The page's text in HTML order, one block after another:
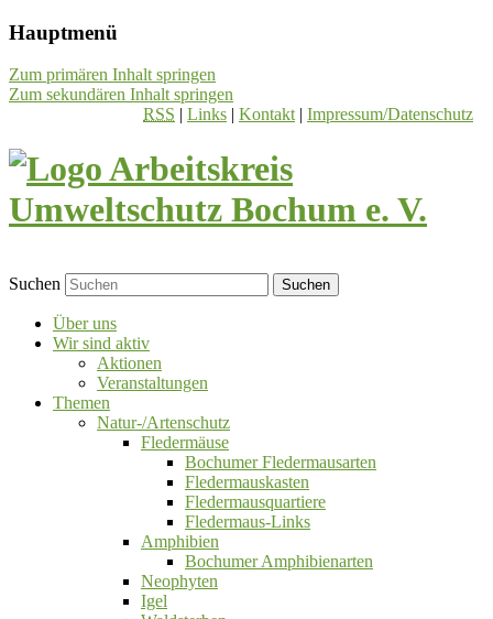
Hauptmenü
Zum primären Inhalt springen
Zum sekundären Inhalt springen
RSS | Links | Kontakt| Impressum/Datenschutz
Suchen
Über uns
Wir sind aktiv
Aktionen
Veranstaltungen
Themen
Natur-/Artenschutz
Fledermäuse
Bochumer Fledermausarten
Fledermauskasten
Fledermausquartiere
Fledermaus-Links
Amphibien
Bochumer Amphibienarten
Neophyten
Igel